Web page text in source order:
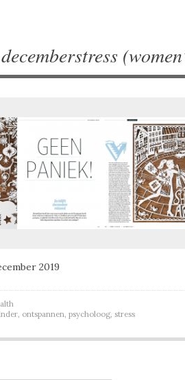
2019
ontspannen psycholoog stress